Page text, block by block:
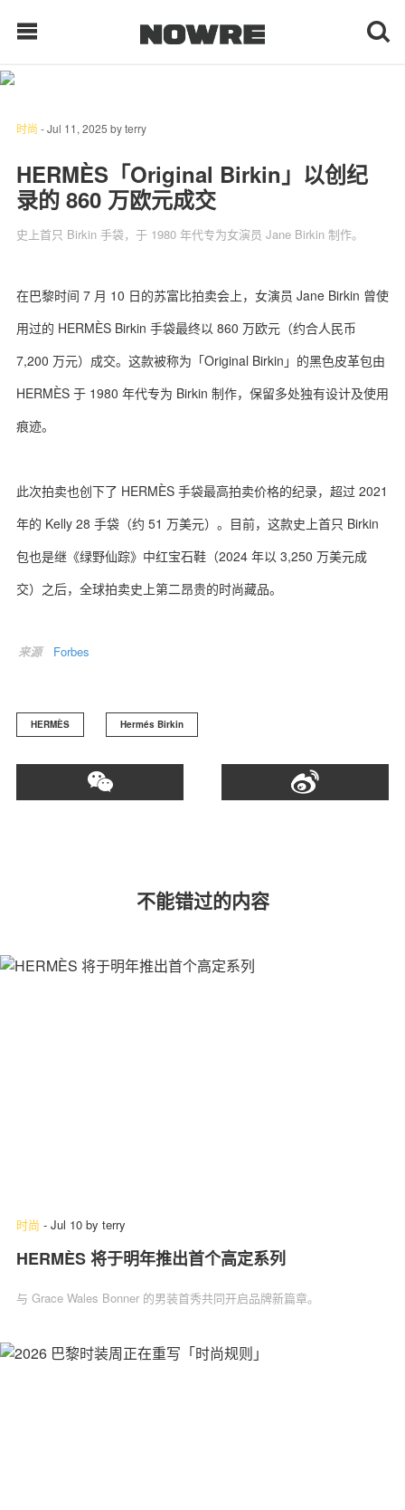
现客视点
每日栏目
球 鞋
生 活
科 技
时尚 -Jul 11, 2025 byterry
HERMÈS「Original Birkin」以创纪
录的 860 万欧元成交
史上首只 Birkin 手袋，于 1980 年代专为女演员 Jane Birkin 制作。
在巴黎时间 7 月 10 日的苏富比拍卖会上，女演员 Jane Birkin 曾使
用过的 HERMÈS Birkin 手袋最终以 860 万欧元（约合人民币
7,200 万元）成交。这款被称为「Original Birkin」的黑色皮革包由
HERMÈS 于 1980 年代专为 Birkin 制作，保留多处独有设计及使用
痕迹。
此次拍卖也创下了 HERMÈS 手袋最高拍卖价格的纪录，超过 2021
年的 Kelly 28 手袋（约 51 万美元）。目前，这款史上首只 Birkin
包也是继《绿野仙踪》中红宝石鞋（2024 年以 3,250 万美元成
交）之后，全球拍卖史上第二昂贵的时尚藏品。
来源 Forbes
HERMÈS Hermés Birkin
不能错过的内容
时尚 - Jul 10 by terry
HERMÈS 将于明年推出首个高定系列
与 Grace Wales Bonner 的男装首秀共同开启品牌新篇章。